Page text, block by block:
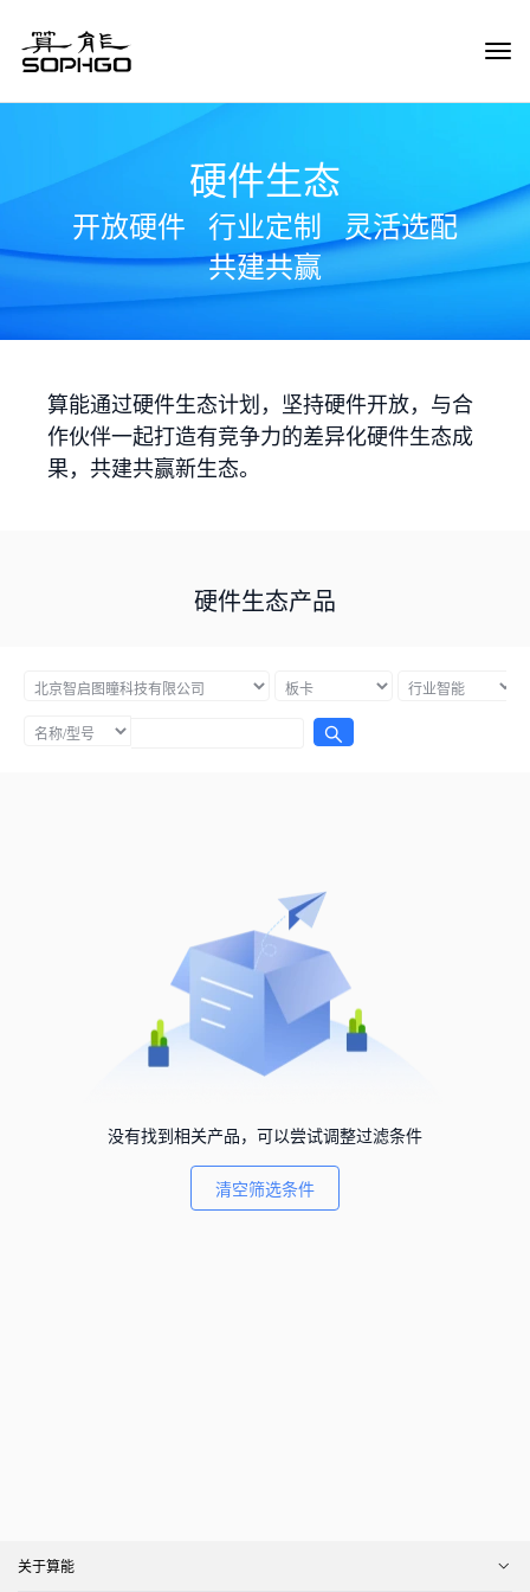
硬件生态
开放硬件 行业定制
灵活选配
共建共赢
算能通过硬件生态计划，坚持硬件开放，与合
作伙伴一起打造有竞争力的差异化硬件生态成
果，共建共赢新生态。
硬件生态产品
没有找到相关产品，可以尝试调整过滤条件
清空筛选条件
关于算能